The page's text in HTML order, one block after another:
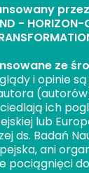
przez
-
ze
i opinie
ich
lub
ds. Badań
ani
pociągnięci